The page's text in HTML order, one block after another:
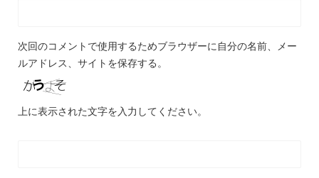
次回のコメントで使用するためブラウザーに自分の名前、メー
ルアドレス、サイトを保存する。
上に表示された文字を入力してください。